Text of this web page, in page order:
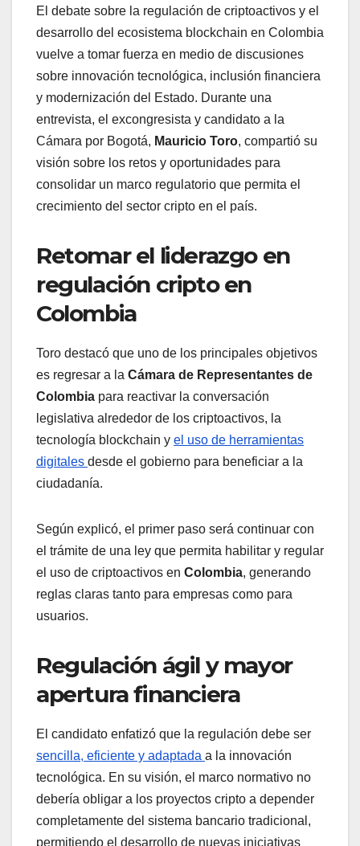
El debate sobre la regulación de criptoactivos y el
desarrollo del ecosistema blockchain en Colombia
vuelve a tomar fuerza en medio de discusiones
sobre innovación tecnológica, inclusión financiera
y modernización del Estado. Durante una
entrevista, el excongresista y candidato a la
Cámara por Bogotá, Mauricio Toro, compartió su
visión sobre los retos y oportunidades para
consolidar un marco regulatorio que permita el
crecimiento del sector cripto en el país.
Retomar el liderazgo en
regulación cripto en
Colombia
Toro destacó que uno de los principales objetivos
es regresar a la Cámara de Representantes de
Colombia para reactivar la conversación
legislativa alrededor de los criptoactivos, la
tecnología blockchain y el uso de herramientas
digitales desde el gobierno para beneficiar a la
ciudadanía.
Según explicó, el primer paso será continuar con
el trámite de una ley que permita habilitar y regular
el uso de criptoactivos en Colombia, generando
reglas claras tanto para empresas como para
usuarios.
Regulación ágil y mayor
apertura financiera
El candidato enfatizó que la regulación debe ser
sencilla, eficiente y adaptada a la innovación
tecnológica. En su visión, el marco normativo no
debería obligar a los proyectos cripto a depender
completamente del sistema bancario tradicional,
permitiendo el desarrollo de nuevas iniciativas